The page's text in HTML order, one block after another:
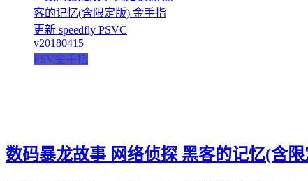
PSV金手指
数码暴龙故事 网络侦探 黑客的记忆(含